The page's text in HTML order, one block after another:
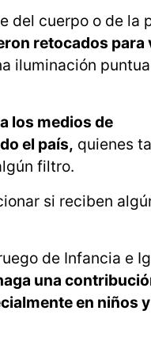
del cuerpo o de la
retocados para
iluminación
los medios de
el país, quienes
filtro.
si reciben
de Infancia e
una
en niños y